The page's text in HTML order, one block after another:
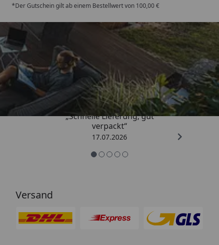
*Der Gutschein gilt ab einem Bestellwert von 100,00 €
Trusted Shops
4,65/ 5
„Schnelle Lieferung, gut
verpackt“
17.07.2026
Versand